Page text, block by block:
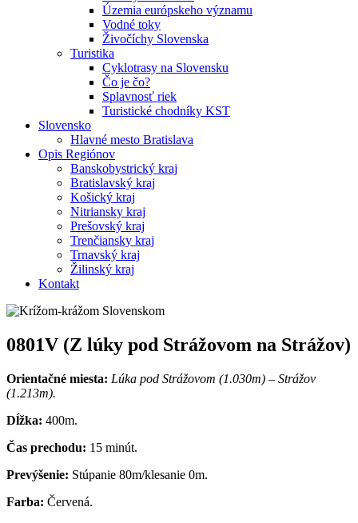
Územia európskeho významu
Vodné toky
Živočíchy Slovenska
Turistika
Cyklotrasy na Slovensku
Čo je čo?
Splavnosť riek
Turistické chodníky KST
Slovensko
Hlavné mesto Bratislava
Opis Regiónov
Banskobystrický kraj
Bratislavský kraj
Košický kraj
Nitriansky kraj
Prešovský kraj
Trenčiansky kraj
Trnavský kraj
Žilinský kraj
Kontakt
0801V (Z lúky pod Strážovom na Strážov)
Orientačné miesta: Lúka pod Strážovom (1.030m) – Strážov
(1.213m).
Dĺžka: 400m.
Čas prechodu: 15 minút.
Prevýšenie: Stúpanie 80m/klesanie 0m.
Farba: Červená.